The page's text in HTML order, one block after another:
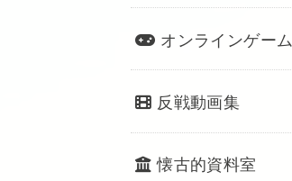
オンラインゲーム
反戦動画集
懐古的資料室